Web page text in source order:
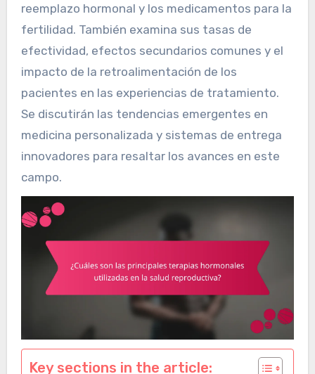
reemplazo hormonal y los medicamentos para la
fertilidad. También examina sus tasas de
efectividad, efectos secundarios comunes y el
impacto de la retroalimentación de los
pacientes en las experiencias de tratamiento.
Se discutirán las tendencias emergentes en
medicina personalizada y sistemas de entrega
innovadores para resaltar los avances en este
campo.
Key sections in the article: